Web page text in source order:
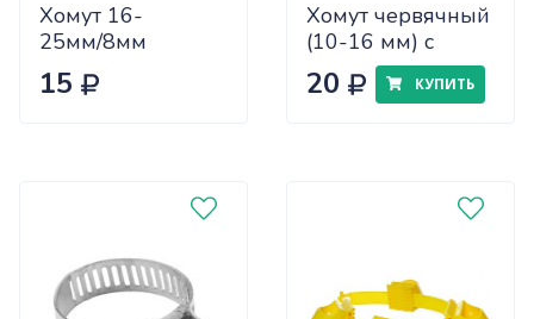
Хомут 16-
25мм/8мм
NA1771-2 под
отвертку (ЦЕНА
15
Хомут червячный
(10-16 мм) с
ключом
(10418010/250320/
20 КУПИТЬ